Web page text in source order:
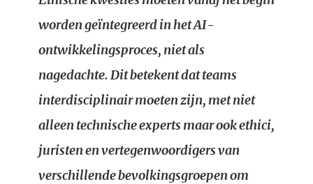
worden geïntegreerd in het AI-
ontwikkelingsproces, niet als
nagedachte. Dit betekent dat teams
interdisciplinair moeten zijn, met niet
alleen technische experts maar ook ethici,
juristen en vertegenwoordigers van
verschillende bevolkingsgroepen om